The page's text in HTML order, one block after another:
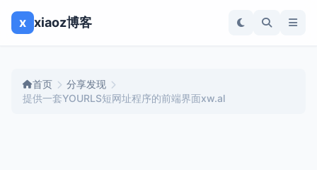
x xiaoz博客
首页
分享发现
提供一套YOURLS短网址程序的前端界面xw.al